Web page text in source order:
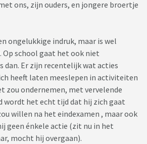
ons, zijn ouders, en jongere broertje
ongelukkige indruk, maar is wel
Op school gaat het ook niet
dan. Er zijn recentelijk wat acties
heeft laten meeslepen in activiteiten
zou ondernemen, met vervelende
wordt het echt tijd dat hij zich gaat
willen na het eindexamen , maar ook
geen énkele actie (zit nu in het
mocht hij overgaan).